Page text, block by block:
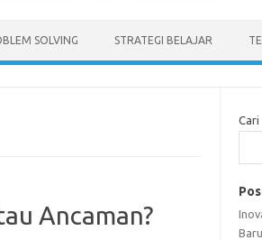
SOLVING STRATEGI BELAJAR
Ancaman?
Cari